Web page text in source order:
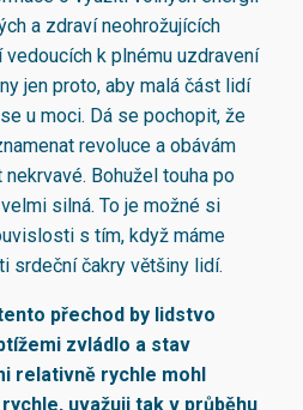
a zdraví neohrožujících
k plnému uzdravení
jen proto, aby malá část lidí
u moci. Dá se pochopit, že
revoluce a obávám
Bohužel touha po
silná. To je možné si
s tím, když máme
srdeční čakry většiny lidí.
přechod by lidstvo
zvládlo a stav
relativně rychle mohl
uvažuji tak v průběhu